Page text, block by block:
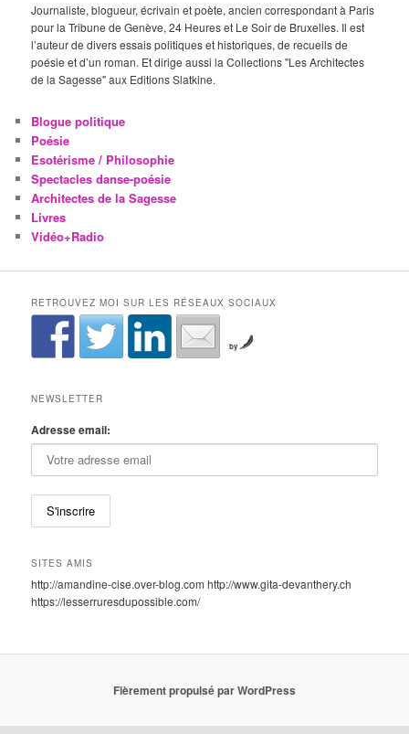
Journaliste, blogueur, écrivain et poète, ancien correspondant à Paris
pour la Tribune de Genève, 24 Heures et Le Soir de Bruxelles. Il est
l’auteur de divers essais politiques et historiques, de recueils de
poésie et d’un roman. Et dirige aussi la Collections "Les Architectes
de la Sagesse" aux Editions Slatkine.
Blogue politique
Poésie
Esotérisme / Philosophie
Spectacles danse-poésie
Architectes de la Sagesse
Livres
Vidéo+Radio
RETROUVEZ MOI SUR LES RÉSEAUX SOCIAUX
by
NEWSLETTER
Adresse email:
SITES AMIS
http://amandine-cise.over-blog.com http://www.gita-devanthery.ch
https://lesserruresdupossible.com/
Fièrement propulsé par WordPress